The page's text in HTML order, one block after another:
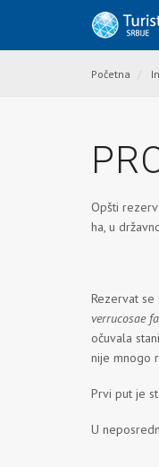
Početna
Opšti
ha, u
Rezervat
verrucosae
očuvala
nije mnogo
Prvi put je
U